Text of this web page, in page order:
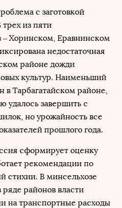
с заготовкой
из пяти
– Хоринском, Еравнинском
недостаточная
районе дожди
культур. Наименьший
в Тарбагатайском районе,
удалось завершить с
но урожайность все
прошлого года.
сформирует оценку
рекомендации по
стихии. В минсельхозе
районов власти
на транспортные расходы